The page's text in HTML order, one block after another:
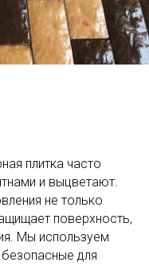
плитка часто
и выцветают.
не только
поверхность,
Мы используем
для